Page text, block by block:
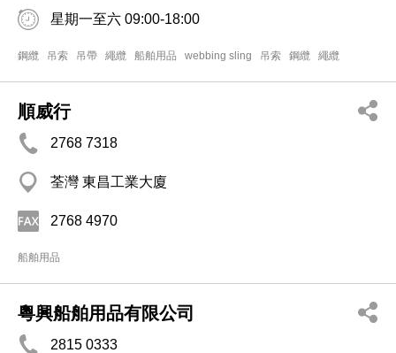
星期一至六 09:00-18:00
鋼纜 吊索 吊帶 繩纜 船舶用品 webbing sling 吊索 鋼纜 繩纜
順威行
2768 7318
荃灣 東昌工業大廈
2768 4970
船舶用品
粵興船舶用品有限公司
2815 0333